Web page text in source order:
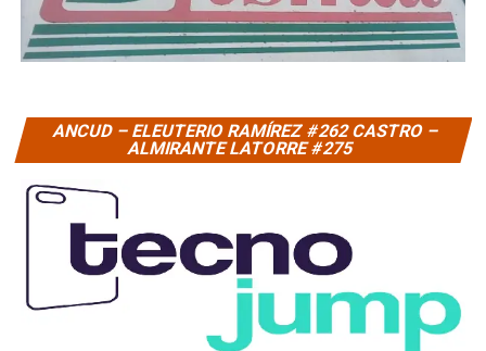
ANCUD – ELEUTERIO RAMÍREZ #262 CASTRO –
ALMIRANTE LATORRE #275